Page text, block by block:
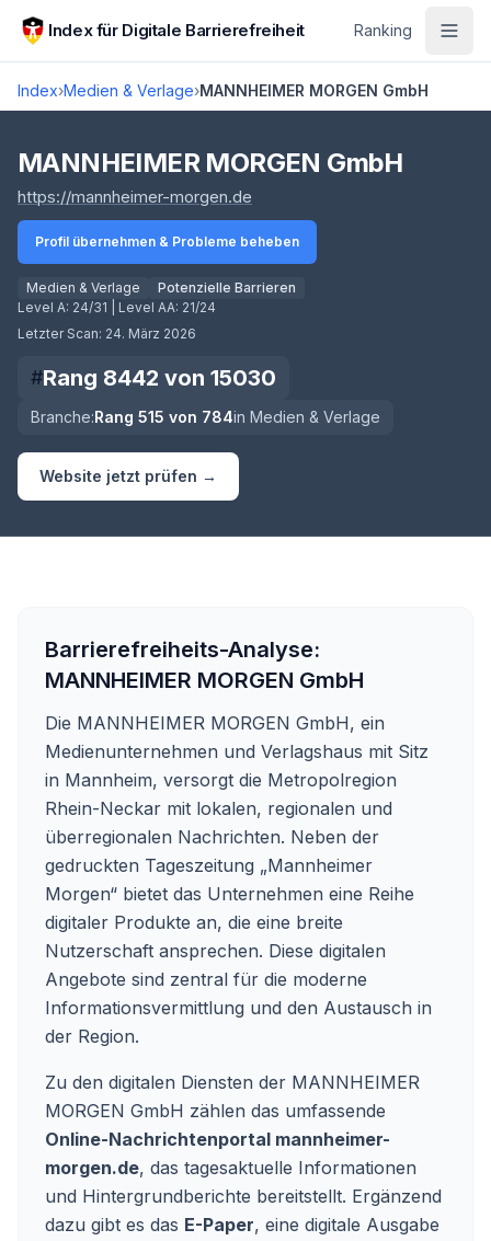
Zum Hauptinhalt springen
Index für Digitale Barrierefreiheit Ranking
Index›Medien & Verlage›MANNHEIMER MORGEN GmbH
Score lädt
MANNHEIMER MORGEN GmbH
https://mannheimer-morgen.de
Profil übernehmen & Probleme beheben
Medien & Verlage
Potenzielle Barrieren
Level A: 24/31 | Level AA: 21/24
Letzter Scan: 24. März 2026
#Rang 8442 von 15030
Branche:Rang 515 von 784in Medien & Verlage
Website jetzt prüfen →
Barrierefreiheits-Analyse:
MANNHEIMER MORGEN GmbH
Die MANNHEIMER MORGEN GmbH, ein
Medienunternehmen und Verlagshaus mit Sitz
in Mannheim, versorgt die Metropolregion
Rhein-Neckar mit lokalen, regionalen und
überregionalen Nachrichten. Neben der
gedruckten Tageszeitung „Mannheimer
Morgen“ bietet das Unternehmen eine Reihe
digitaler Produkte an, die eine breite
Nutzerschaft ansprechen. Diese digitalen
Angebote sind zentral für die moderne
Informationsvermittlung und den Austausch in
der Region.
Zu den digitalen Diensten der MANNHEIMER
MORGEN GmbH zählen das umfassende
Online-Nachrichtenportal mannheimer-
morgen.de, das tagesaktuelle Informationen
und Hintergrundberichte bereitstellt. Ergänzend
dazu gibt es das E-Paper, eine digitale Ausgabe